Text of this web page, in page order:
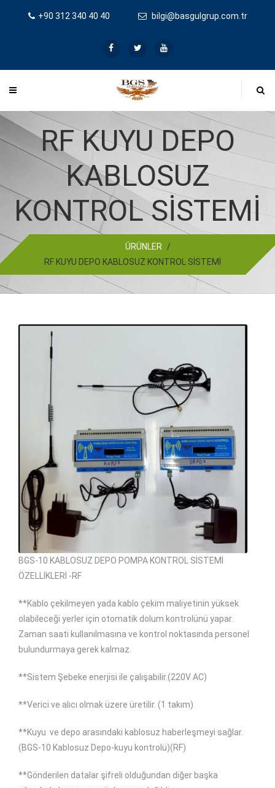
+90 312 340 40 40 bilgi@basgulgrup.com.tr
RF KUYU DEPO
KABLOSUZ
KONTROL SİSTEMİ
ÜRÜNLER
/
RF KUYU DEPO KABLOSUZ KONTROL SİSTEMİ
BGS-10 KABLOSUZ DEPO POMPA KONTROL SİSTEMİ
ÖZELLİKLERİ -RF
**Kablo çekilmeyen yada kablo çekim maliyetinin yüksek
olabileceği yerler için otomatik dolum kontrolünü yapar.
Zaman saati kullanılmasına ve kontrol noktasında personel
bulundurmaya gerek kalmaz.
**Sistem Şebeke enerjisi ile çalışabilir.(220V AC)
**Verici ve alıcı olmak üzere üretilir. (1 takım)
**Kuyu ve depo arasındaki kablosuz haberleşmeyi sağlar.
(BGS-10 Kablosuz Depo-kuyu kontrolü)(RF)
**Gönderilen datalar şifreli olduğundan diğer başka